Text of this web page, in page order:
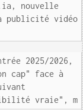
nouvelle
publicité vidéo
2025/2026,
cap" face à
vraie", m